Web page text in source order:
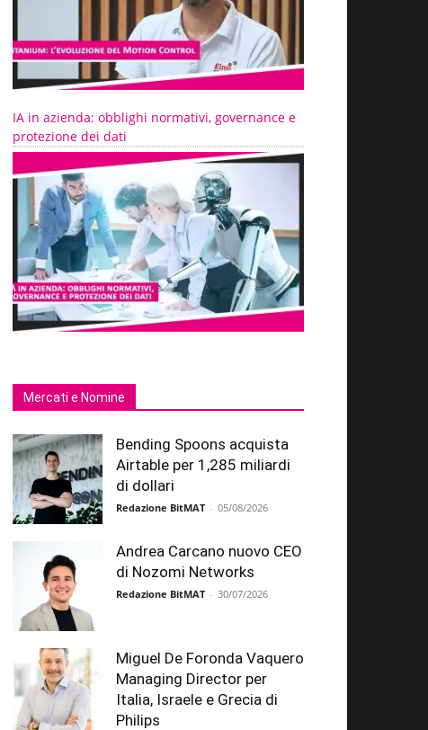
IA in azienda: obblighi normativi, governance e
protezione dei dati
Mercati e Nomine
Bending Spoons acquista
Airtable per 1,285 miliardi
di dollari
Redazione BitMAT - 05/08/2026
Andrea Carcano nuovo CEO
di Nozomi Networks
Redazione BitMAT - 30/07/2026
Miguel De Foronda Vaquero
Managing Director per
Italia, Israele e Grecia di
Philips